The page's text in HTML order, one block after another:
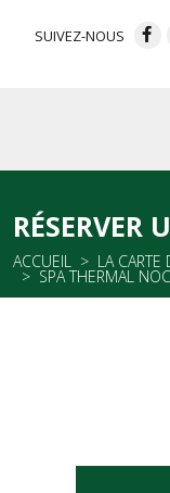
SUIVEZ-NOUS
RÉSERVER
ACCUEIL LA CARTE
SPA THERMAL